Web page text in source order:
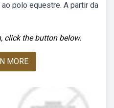
polo equestre. A partir da
click the button below.
MORE